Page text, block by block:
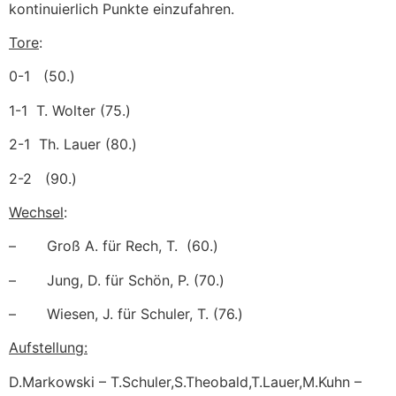
kontinuierlich Punkte einzufahren.
Tore:
0-1 (50.)
1-1 T. Wolter (75.)
2-1 Th. Lauer (80.)
2-2 (90.)
Wechsel:
– Groß A. für Rech, T. (60.)
– Jung, D. für Schön, P. (70.)
– Wiesen, J. für Schuler, T. (76.)
Aufstellung:
D.Markowski – T.Schuler,S.Theobald,T.Lauer,M.Kuhn –